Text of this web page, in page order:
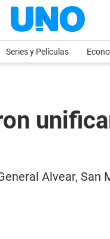
Series y Películas
Alvear,